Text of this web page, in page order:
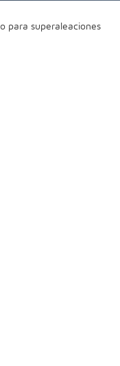
para superaleaciones